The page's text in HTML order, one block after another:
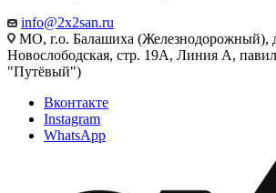
info@2x2san.ru
МО, г.о. Балашиха (Железнодорожный),
Новослободская, стр. 19А, Линия А,
"Путёвый")
Вконтакте
Instagram
WhatsApp